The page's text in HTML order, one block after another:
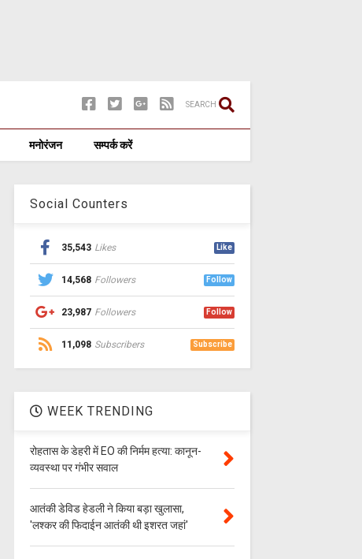
SEARCH
मनोरंजन सम्पर्क करें
Social Counters
35,543 Likes Like
14,568 Followers Follow
23,987 Followers Follow
11,098 Subscribers Subscribe
WEEK TRENDING
रोहतास के डेहरी में EO की निर्मम हत्या: कानून-
व्यवस्था पर गंभीर सवाल
आतंकी डेविड हेडली ने किया बड़ा खुलासा,
'लश्‍कर की फिदाईन आतंकी थी इशरत जहां'